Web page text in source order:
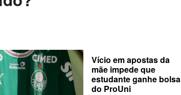
Vício em apostas da
mãe impede que
estudante ganhe bolsa
do ProUni